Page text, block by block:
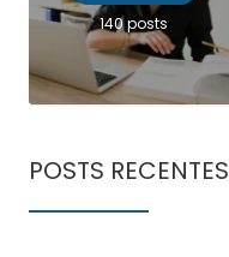
140 posts
POSTS RECENTES